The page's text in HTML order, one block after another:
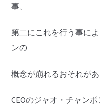
事、
第二にこれを行う事に
ンの
概念が崩れるおそれがあ
CEOのジャオ・チャンポ